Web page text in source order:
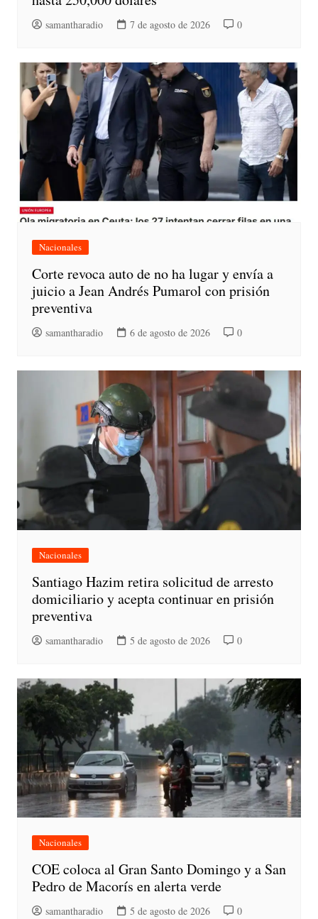
samantharadio 7 de agosto de 2026 0
Nacionales
Corte revoca auto de no ha lugar y envía a
juicio a Jean Andrés Pumarol con prisión
preventiva
samantharadio 6 de agosto de 2026 0
Nacionales
Santiago Hazim retira solicitud de arresto
domiciliario y acepta continuar en prisión
preventiva
samantharadio 5 de agosto de 2026 0
Nacionales
COE coloca al Gran Santo Domingo y a San
Pedro de Macorís en alerta verde
samantharadio 5 de agosto de 2026 0